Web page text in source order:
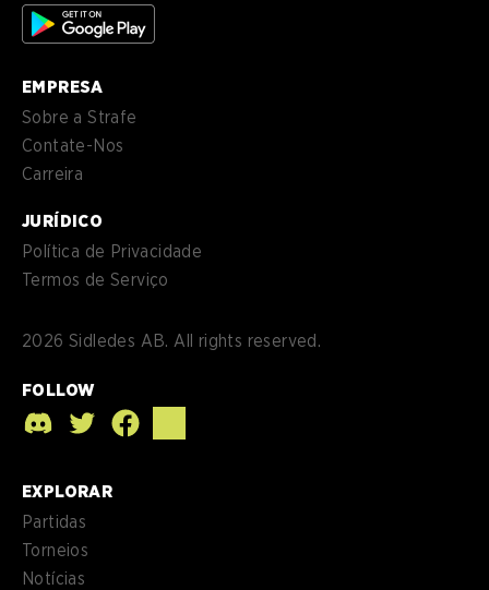
EMPRESA
Sobre a Strafe
Contate-Nos
Carreira
JURÍDICO
Política de Privacidade
Termos de Serviço
2026 Sidledes AB. All rights reserved.
FOLLOW
EXPLORAR
Partidas
Torneios
Notícias